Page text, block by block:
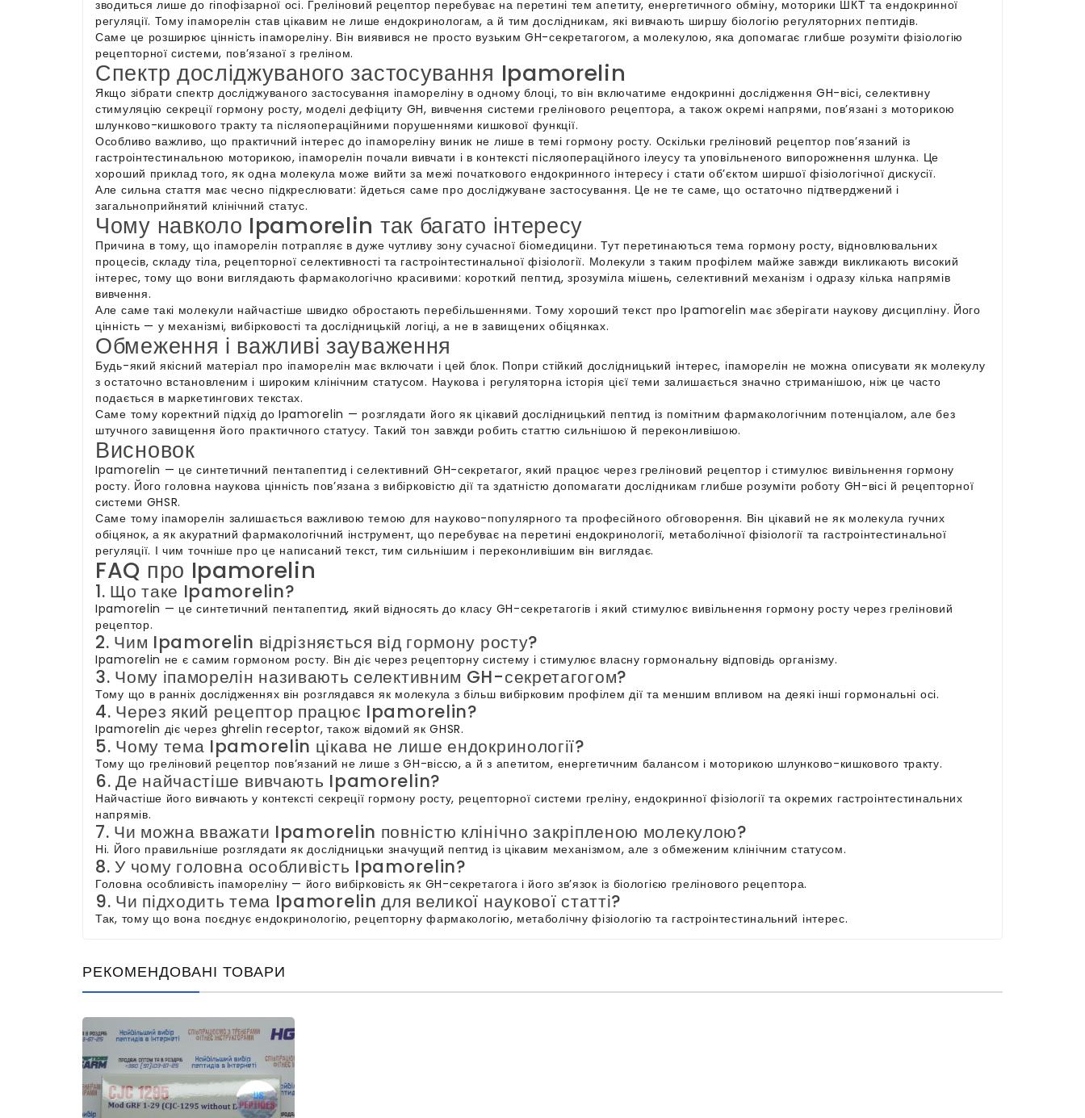
зводиться лише до гіпофізарної осі. Греліновий рецептор перебуває на перетині тем апетиту, енергетичного обміну, моторики ШКТ та ендокринної
регуляції. Тому іпаморелін став цікавим не лише ендокринологам, а й тим дослідникам, які вивчають ширшу біологію регуляторних пептидів.
Саме це розширює цінність іпамореліну. Він виявився не просто вузьким GH-секретагогом, а молекулою, яка допомагає глибше розуміти фізіологію
рецепторної системи, пов’язаної з греліном.
Спектр досліджуваного застосування Ipamorelin
Якщо зібрати спектр досліджуваного застосування іпамореліну в одному блоці, то він включатиме ендокринні дослідження GH-вісі, селективну
стимуляцію секреції гормону росту, моделі дефіциту GH, вивчення системи грелінового рецептора, а також окремі напрями, пов’язані з моторикою
шлунково-кишкового тракту та післяопераційними порушеннями кишкової функції.
Особливо важливо, що практичний інтерес до іпамореліну виник не лише в темі гормону росту. Оскільки греліновий рецептор пов’язаний із
гастроінтестинальною моторикою, іпаморелін почали вивчати і в контексті післяопераційного ілеусу та уповільненого випорожнення шлунка. Це
хороший приклад того, як одна молекула може вийти за межі початкового ендокринного інтересу і стати об’єктом ширшої фізіологічної дискусії.
Але сильна стаття має чесно підкреслювати: йдеться саме про досліджуване застосування. Це не те саме, що остаточно підтверджений і
загальноприйнятий клінічний статус.
Чому навколо Ipamorelin так багато інтересу
Причина в тому, що іпаморелін потрапляє в дуже чутливу зону сучасної біомедицини. Тут перетинаються тема гормону росту, відновлювальних
процесів, складу тіла, рецепторної селективності та гастроінтестинальної фізіології. Молекули з таким профілем майже завжди викликають високий
інтерес, тому що вони виглядають фармакологічно красивими: короткий пептид, зрозуміла мішень, селективний механізм і одразу кілька напрямів
вивчення.
Але саме такі молекули найчастіше швидко обростають перебільшеннями. Тому хороший текст про Ipamorelin має зберігати наукову дисципліну. Його
цінність — у механізмі, вибірковості та дослідницькій логіці, а не в завищених обіцянках.
Обмеження і важливі зауваження
Будь-який якісний матеріал про іпаморелін має включати і цей блок. Попри стійкий дослідницький інтерес, іпаморелін не можна описувати як молекулу
з остаточно встановленим і широким клінічним статусом. Наукова і регуляторна історія цієї теми залишається значно стриманішою, ніж це часто
подається в маркетингових текстах.
Саме тому коректний підхід до Ipamorelin — розглядати його як цікавий дослідницький пептид із помітним фармакологічним потенціалом, але без
штучного завищення його практичного статусу. Такий тон завжди робить статтю сильнішою й переконливішою.
Висновок
Ipamorelin — це синтетичний пентапептид і селективний GH-секретагог, який працює через греліновий рецептор і стимулює вивільнення гормону
росту. Його головна наукова цінність пов’язана з вибірковістю дії та здатністю допомагати дослідникам глибше розуміти роботу GH-вісі й рецепторної
системи GHSR.
Саме тому іпаморелін залишається важливою темою для науково-популярного та професійного обговорення. Він цікавий не як молекула гучних
обіцянок, а як акуратний фармакологічний інструмент, що перебуває на перетині ендокринології, метаболічної фізіології та гастроінтестинальної
регуляції. І чим точніше про це написаний текст, тим сильнішим і переконливішим він виглядає.
FAQ про Ipamorelin
1. Що таке Ipamorelin?
Ipamorelin — це синтетичний пентапептид, який відносять до класу GH-секретагогів і який стимулює вивільнення гормону росту через греліновий
рецептор.
2. Чим Ipamorelin відрізняється від гормону росту?
Ipamorelin не є самим гормоном росту. Він діє через рецепторну систему і стимулює власну гормональну відповідь організму.
3. Чому іпаморелін називають селективним GH-секретагогом?
Тому що в ранніх дослідженнях він розглядався як молекула з більш вибірковим профілем дії та меншим впливом на деякі інші гормональні осі.
4. Через який рецептор працює Ipamorelin?
Ipamorelin діє через ghrelin receptor, також відомий як GHSR.
5. Чому тема Ipamorelin цікава не лише ендокринології?
Тому що греліновий рецептор пов’язаний не лише з GH-віссю, а й з апетитом, енергетичним балансом і моторикою шлунково-кишкового тракту.
6. Де найчастіше вивчають Ipamorelin?
Найчастіше його вивчають у контексті секреції гормону росту, рецепторної системи греліну, ендокринної фізіології та окремих гастроінтестинальних
напрямів.
7. Чи можна вважати Ipamorelin повністю клінічно закріпленою молекулою?
Ні. Його правильніше розглядати як дослідницьки значущий пептид із цікавим механізмом, але з обмеженим клінічним статусом.
8. У чому головна особливість Ipamorelin?
Головна особливість іпамореліну — його вибірковість як GH-секретагога і його зв’язок із біологією грелінового рецептора.
9. Чи підходить тема Ipamorelin для великої наукової статті?
Так, тому що вона поєднує ендокринологію, рецепторну фармакологію, метаболічну фізіологію та гастроінтестинальний інтерес.
РЕКОМЕНДОВАНІ ТОВАРИ